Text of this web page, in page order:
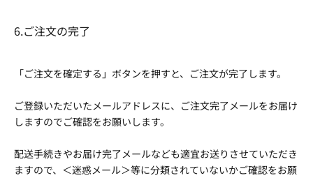
6.ご注文の完了
「ご注文を確定する」ボタンを押すと、ご注文が完了します。
ご登録いただいたメールアドレスに、ご注文完了メールをお届け
しますのでご確認をお願いします。
配送手続きやお届け完了メールなども適宜お送りさせていただき
ますので、＜迷惑メール＞等に分類されていないかご確認をお願